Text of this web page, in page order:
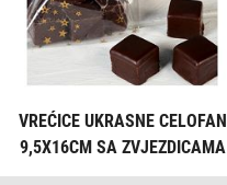
VREĆICE UKRASNE CELOFAN
9,5X16CM SA ZVJEZDICAMA
PK10 HEYDA 20-30892 50